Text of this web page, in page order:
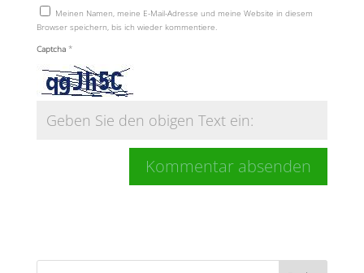
Meinen Namen, meine E-Mail-Adresse und meine Website in diesem
Browser speichern, bis ich wieder kommentiere.
Captcha *